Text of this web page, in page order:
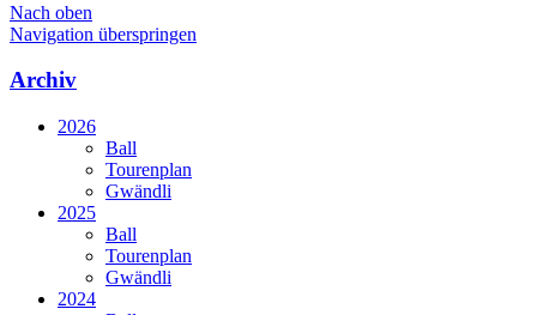
Nach oben
Navigation überspringen
Archiv
2026
Ball
Tourenplan
Gwändli
2025
Ball
Tourenplan
Gwändli
2024